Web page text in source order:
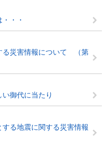
・・
る災害情報について （第
御代に当たり
る地震に関する災害情報